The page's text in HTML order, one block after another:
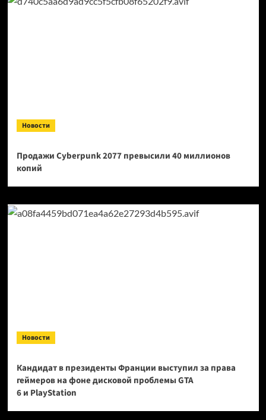
Новости
Продажи Cyberpunk 2077 превысили 40 миллионов
копий
Новости
Кандидат в президенты Франции выступил за права
геймеров на фоне дисковой проблемы GTA
6 и PlayStation